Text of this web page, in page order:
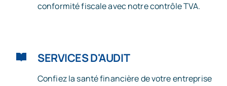
conformité fiscale avec notre contrôle TVA.
SERVICES D'AUDIT
Confiez la santé financière de votre entreprise